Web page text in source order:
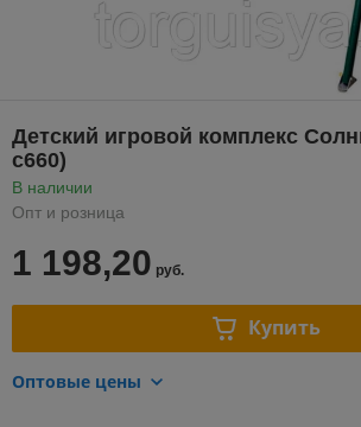
Детский игровой комплекс
с660)
В наличии
Опт и розница
1 198,20 руб.
Купить
Оптовые цены